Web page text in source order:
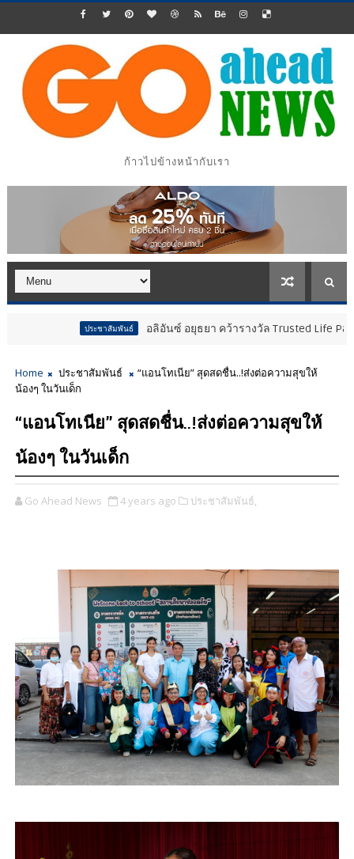
ก้าวไปข้างหน้ากับเรา
อลิอันซ์ อยุธยา คว้ารางวัล Trusted Life Partner Award ในงาน
Home ประชาสัมพันธ์
“แอนโทเนีย” สุดสดชื่น..!ส่งต่อความสุขให้
น้องๆ ในวันเด็ก
“แอนโทเนีย” สุดสดชื่น..!ส่งต่อความสุขให้
น้องๆ ในวันเด็ก
Go Ahead News 4 years ago ประชาสัมพันธ์,